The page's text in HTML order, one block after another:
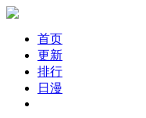
首页
更新
排行
日漫